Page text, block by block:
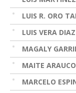
LUIS R. ORO
LUIS VERA DIAZ
MAGALY
MAITE ARAUCO
MARCELO